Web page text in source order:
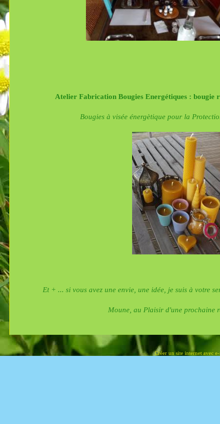
Atelier Fabrication Bougies Energétiques : bougie
Bougies à visée énergètique pour la
Et + ... si vous avez une envie, une idée, je suis à votre
Moune, au Plaisir d'une prochaine
Créer un site internet avec